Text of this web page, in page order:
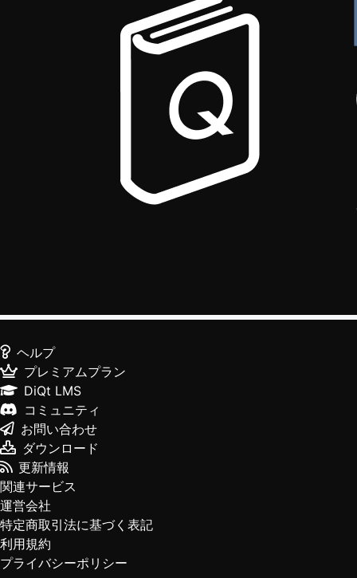
ヘルプ
プレミアムプラン
DiQt LMS
コミュニティ
お問い合わせ
ダウンロード
更新情報
関連サービス
運営会社
特定商取引法に基づく表記
利用規約
プライバシーポリシー